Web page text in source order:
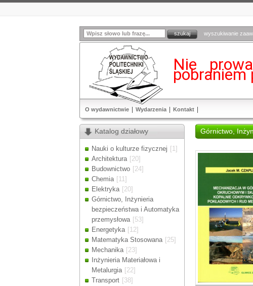
wyszukiwanie
Nie
Drodzy Klienci!
Ze względu na
zamówienia mogą
Dziękujemy za
O wydawnictwie Wydarzenia Kontakt
Katalog działowy
Nauki o kulturze fizycznej [1]
Architektura [20]
Budownictwo [24]
Chemia [11]
Elektryka [20]
Górnictwo, Inżynieria
bezpieczeństwa i Automatyka
przemysłowa [53]
Energetyka [12]
Matematyka Stosowana [25]
Mechanika [23]
Inżynieria Materiałowa i
Metalurgia [22]
Transport [38]
Górnictwo,